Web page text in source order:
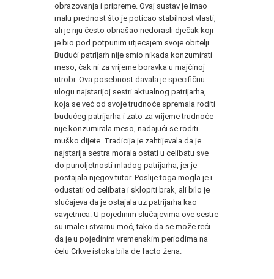
obrazovanja i pripreme. Ovaj sustav je imao
malu prednost što je poticao stabilnost vlasti,
ali je nju često obnašao nedorasli dječak koji
je bio pod potpunim utjecajem svoje obitelji.
Budući patrijarh nije smio nikada konzumirati
meso, čak ni za vrijeme boravka u majčinoj
utrobi. Ova posebnost davala je specifičnu
ulogu najstarijoj sestri aktualnog patrijarha,
koja se već od svoje trudnoće spremala roditi
budućeg patrijarha i zato za vrijeme trudnoće
nije konzumirala meso, nadajući se roditi
muško dijete. Tradicija je zahtijevala da je
najstarija sestra morala ostati u celibatu sve
do punoljetnosti mladog patrijarha, jer je
postajala njegov tutor. Poslije toga mogla je i
odustati od celibata i sklopiti brak, ali bilo je
slučajeva da je ostajala uz patrijarha kao
savjetnica. U pojedinim slučajevima ove sestre
su imale i stvarnu moć, tako da se može reći
da je u pojedinim vremenskim periodima na
čelu Crkve istoka bila de facto žena.